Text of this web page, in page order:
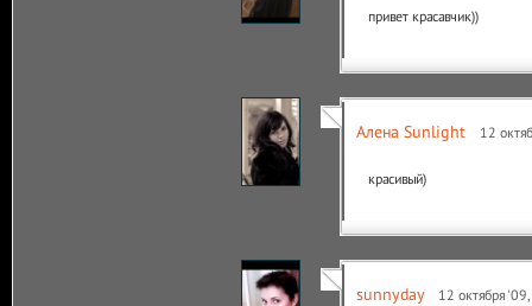
привет красавчик))
Алена Sunlight 12
красивый)
sunnyday 12 октября